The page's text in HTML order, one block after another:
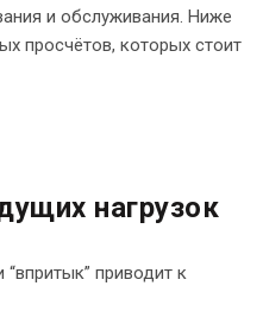
и обслуживания. Ниже
просчётов, которых стоит
нагрузок
приводит к